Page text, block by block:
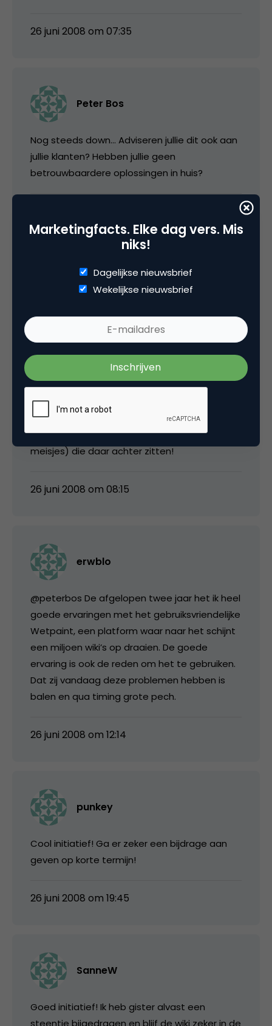
26 juni 2008 om 07:35
Peter Bos
Nog steeds down… Adviseren jullie dit ook aan
jullie klanten? Hebben jullie geen
betrouwbaardere oplossingen in huis?
media
@Peter: experimenteren met nieuwe media
betekent soms ook dat dingen niet helemaal
lopen zoals gepland. Kijk naar Hyves, Twitter
en andere platformen. Ze hebben allemaal
van tijd tot tijd kuren. De enige die ik daar nog
niet op heb kunnen betrappen is YouTube, die
blijft het opvallend goed doen waarvoor
complimenten aan de technische jongens (en
meisjes) die daar achter zitten!
26 juni 2008 om 08:15
erwblo
@peterbos De afgelopen twee jaar het ik heel
goede ervaringen met het gebruiksvriendelijke
Wetpaint, een platform waar naar het schijnt
een miljoen wiki’s op draaien. De goede
ervaring is ook de reden om het te gebruiken.
Dat zij vandaag deze problemen hebben is
balen en qua timing grote pech.
26 juni 2008 om 12:14
punkey
Cool initiatief! Ga er zeker een bijdrage aan
geven op korte termijn!
26 juni 2008 om 19:45
SanneW
Goed initiatief! Ik heb gister alvast een
steentje bijgedragen en blijf de wiki zeker in de
Marketingfacts. Elke dag vers. Mis
niks!
Dagelijkse nieuwsbrief
Wekelijkse nieuwsbrief